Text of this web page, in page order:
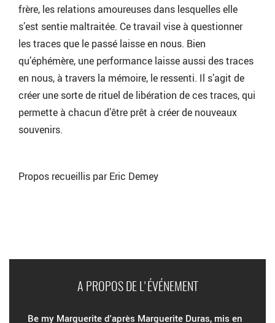
frère, les relations amoureuses dans lesquelles elle
s’est sentie maltraitée. Ce travail vise à questionner
les traces que le passé laisse en nous. Bien
qu’éphémère, une performance laisse aussi des traces
en nous, à travers la mémoire, le ressenti. Il s’agit de
créer une sorte de rituel de libération de ces traces, qui
permette à chacun d’être prêt à créer de nouveaux
souvenirs.
Propos recueillis par Eric Demey
A PROPOS DE L'ÉVÉNEMENT
Be my Marguerite d'après Marguerite Duras, mis en